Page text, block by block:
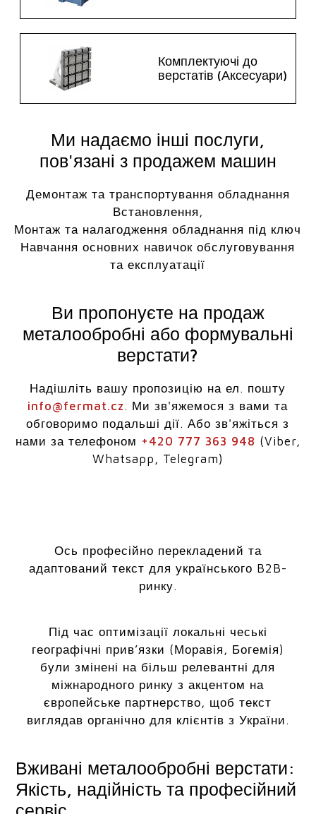
Комплектуючі до
верстатів (Аксесуари)
Ми надаємо інші послуги,
пов'язані з продажем машин
Демонтаж та транспортування обладнання
Встановлення,
Монтаж та налагодження обладнання під ключ
Навчання основних навичок обслуговування
та експлуатації
Ви пропонуєте на продаж
металообробні або формувальні
верстати?
Надішліть вашу пропозицію на ел. пошту
info@fermat.cz. Ми зв'яжемося з вами та
обговоримо подальші дії. Або зв'яжіться з
нами за телефоном +420 777 363 948 (Viber,
Whatsapp, Telegram)
Ось професійно перекладений та
адаптований текст для українського B2B-
ринку.
Під час оптимізації локальні чеські
географічні прив’язки (Моравія, Богемія)
були змінені на більш релевантні для
міжнародного ринку з акцентом на
європейське партнерство, щоб текст
виглядав органічно для клієнтів з України.
Вживані металообробні верстати:
Якість, надійність та професійний